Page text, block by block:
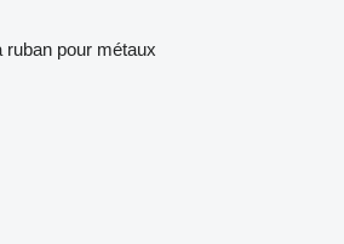
ruban pour métaux